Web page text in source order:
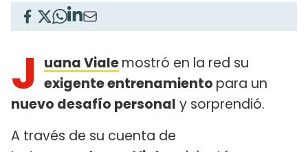
J uana Vialemostró en la red su
exigente entrenamiento para un
nuevo desafío personal y sorprendió.
A través de su cuenta de